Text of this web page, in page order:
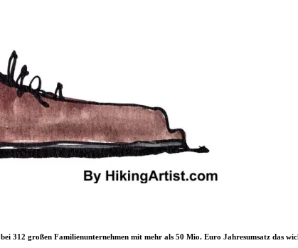
bei 312 großen Familienunternehmen mit mehr als 50 Mio. Euro Jahresumsatz das